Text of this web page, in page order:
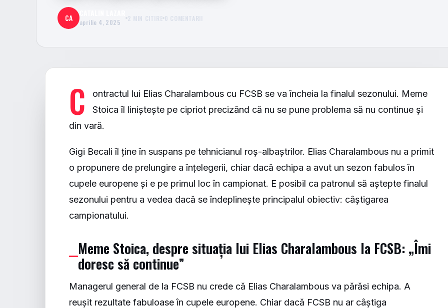
CA aprilie 4, 2025 2 MIN CITIRE 0 COMENTARII
C
ontractul lui Elias Charalambous cu FCSB se va încheia la finalul sezonului. Meme
Stoica îl liniștește pe cipriot precizând că nu se pune problema să nu continue și
din vară.
Gigi Becali îl ține în suspans pe tehnicianul roș-albaștrilor. Elias Charalambous nu a primit
o propunere de prelungire a înțelegerii, chiar dacă echipa a avut un sezon fabulos în
cupele europene și e pe primul loc în campionat. E posibil ca patronul să aștepte finalul
sezonului pentru a vedea dacă se îndeplinește principalul obiectiv: câștigarea
campionatului.
Meme Stoica, despre situația lui Elias Charalambous la FCSB: „Îmi
doresc să continue”
Managerul general de la FCSB nu crede că Elias Charalambous va părăsi echipa. A
reușit rezultate fabuloase în cupele europene. Chiar dacă FCSB nu ar câștiga